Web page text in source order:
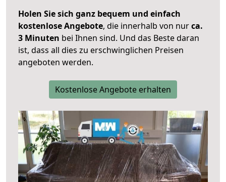
Holen Sie sich ganz bequem und einfach
kostenlose Angebote, die innerhalb von nurca.
3 Minuten bei Ihnen sind. Und das Beste daran
ist, dass all dies zu erschwinglichen Preisen
angeboten werden.
Kostenlose Angebote erhalten